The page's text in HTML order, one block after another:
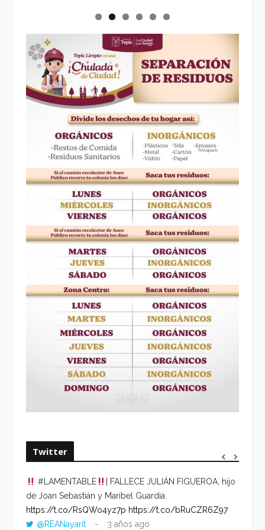
Twitter
#LAMENTABLE
| FALLECE JULIÁN FIGUEROA, hijo
de Joan Sebastián y Maribel Guardia.
https://t.co/RsQWo4yz7p https://t.co/bRuCZR6Z97
@REANayarit
3 años ago